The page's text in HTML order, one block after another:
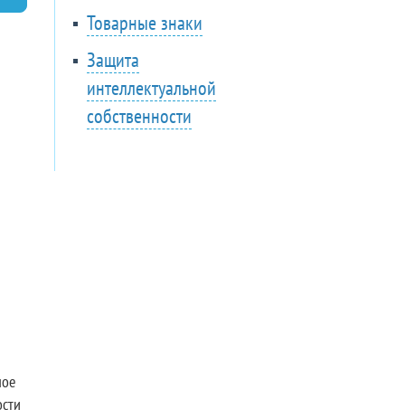
Товарные знаки
Защита
интеллектуальной
собственности